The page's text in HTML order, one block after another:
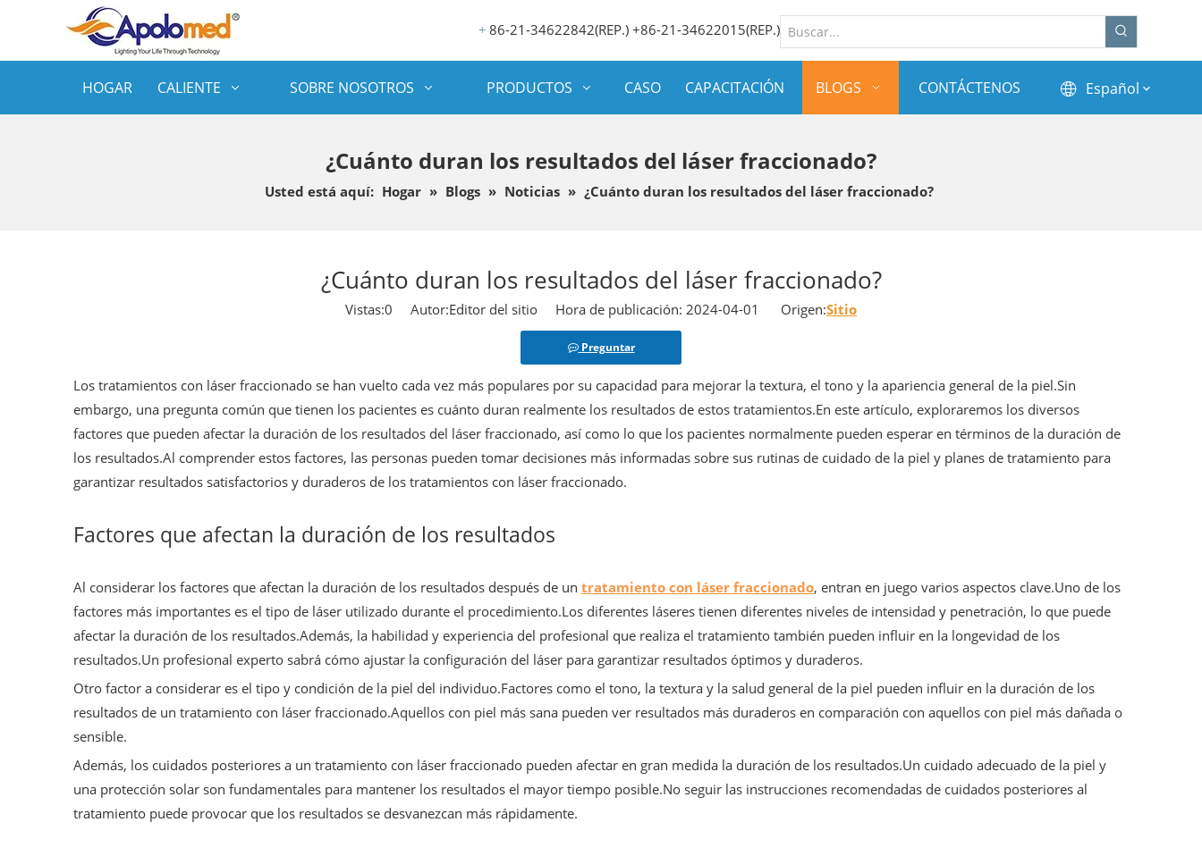
+ 86-21-34622842(REP.) +86-21-34622015(REP.)
HOGAR CALIENTE SOBRE NOSOTROS PRODUCTOS CASO CAPACITACIÓN BLOGS CONTÁCTENOS Español
¿Cuánto duran los resultados del láser fraccionado?
Usted está aquí: Hogar » Blogs » Noticias » ¿Cuánto duran los resultados del láser fraccionado?
¿Cuánto duran los resultados del láser fraccionado?
Vistas:0 Autor:Editor del sitio Hora de publicación: 2024-04-01 Origen:Sitio
Preguntar
Los tratamientos con láser fraccionado se han vuelto cada vez más populares por su capacidad para mejorar la textura, el tono y la apariencia general de la piel.Sin
embargo, una pregunta común que tienen los pacientes es cuánto duran realmente los resultados de estos tratamientos.En este artículo, exploraremos los diversos
factores que pueden afectar la duración de los resultados del láser fraccionado, así como lo que los pacientes normalmente pueden esperar en términos de la duración de
los resultados.Al comprender estos factores, las personas pueden tomar decisiones más informadas sobre sus rutinas de cuidado de la piel y planes de tratamiento para
garantizar resultados satisfactorios y duraderos de los tratamientos con láser fraccionado.
Factores que afectan la duración de los resultados
Al considerar los factores que afectan la duración de los resultados después de un tratamiento con láser fraccionado, entran en juego varios aspectos clave.Uno de los
factores más importantes es el tipo de láser utilizado durante el procedimiento.Los diferentes láseres tienen diferentes niveles de intensidad y penetración, lo que puede
afectar la duración de los resultados.Además, la habilidad y experiencia del profesional que realiza el tratamiento también pueden influir en la longevidad de los
resultados.Un profesional experto sabrá cómo ajustar la configuración del láser para garantizar resultados óptimos y duraderos.
Otro factor a considerar es el tipo y condición de la piel del individuo.Factores como el tono, la textura y la salud general de la piel pueden influir en la duración de los
resultados de un tratamiento con láser fraccionado.Aquellos con piel más sana pueden ver resultados más duraderos en comparación con aquellos con piel más dañada o
sensible.
Además, los cuidados posteriores a un tratamiento con láser fraccionado pueden afectar en gran medida la duración de los resultados.Un cuidado adecuado de la piel y
una protección solar son fundamentales para mantener los resultados el mayor tiempo posible.No seguir las instrucciones recomendadas de cuidados posteriores al
tratamiento puede provocar que los resultados se desvanezcan más rápidamente.